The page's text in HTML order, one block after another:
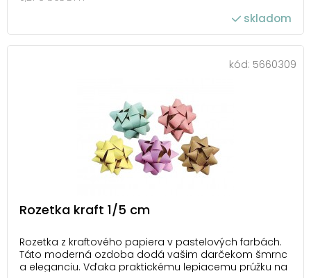
skladom
kód: 5660309
Rozetka kraft 1/5 cm
Rozetka z kraftového papiera v pastelových farbách.
Táto moderná ozdoba dodá vašim darčekom šmrnc
a eleganciu. Vďaka praktickému lepiacemu prúžku na